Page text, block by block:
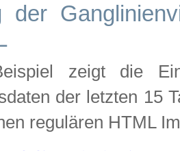
der
zeigt die
der letzten 15
regulären HTML